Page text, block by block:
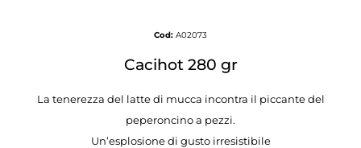
Cod: A02073
Cacihot 280 gr
La tenerezza del latte di mucca incontra il piccante del
peperoncino a pezzi.
Un’esplosione di gusto irresistibile